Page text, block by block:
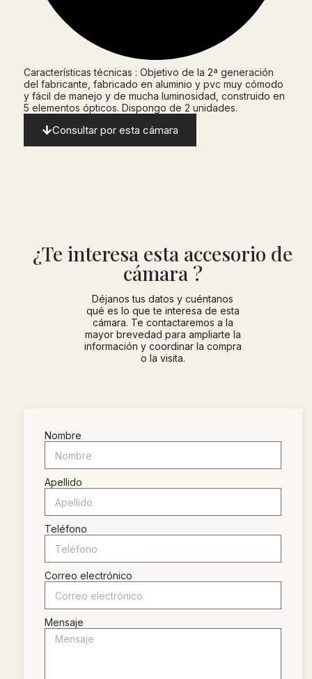
Características técnicas : Objetivo de la 2ª generación
del fabricante, fabricado en aluminio y pvc muy cómodo
y fácil de manejo y de mucha luminosidad, construido en
5 elementos ópticos. Dispongo de 2 unidades.
Consultar por esta cámara
¿Te interesa esta accesorio de
cámara ?
Déjanos tus datos y cuéntanos
qué es lo que te interesa de esta
cámara. Te contactaremos a la
mayor brevedad para ampliarte la
información y coordinar la compra
o la visita.
Nombre
Apellido
Teléfono
Correo electrónico
Mensaje